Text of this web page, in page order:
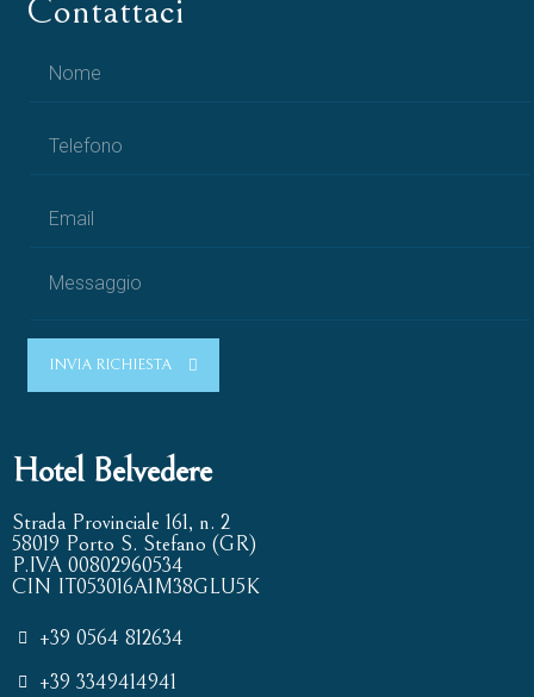
Contattaci
INVIA RICHIESTA
Hotel Belvedere
Strada Provinciale 161, n. 2
58019 Porto S. Stefano (GR)
P.IVA 00802960534
CIN IT053016A1M38GLU5K
+39 0564 812634
+39 3349414941